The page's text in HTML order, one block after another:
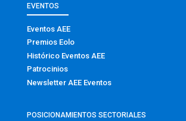
EVENTOS
Eventos AEE
Premios Eolo
Histórico Eventos AEE
Patrocinios
Newsletter AEE Eventos
POSICIONAMIENTOS SECTORIALES